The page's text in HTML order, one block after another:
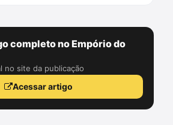
completo no Empório do
no site da publicação
Acessar artigo